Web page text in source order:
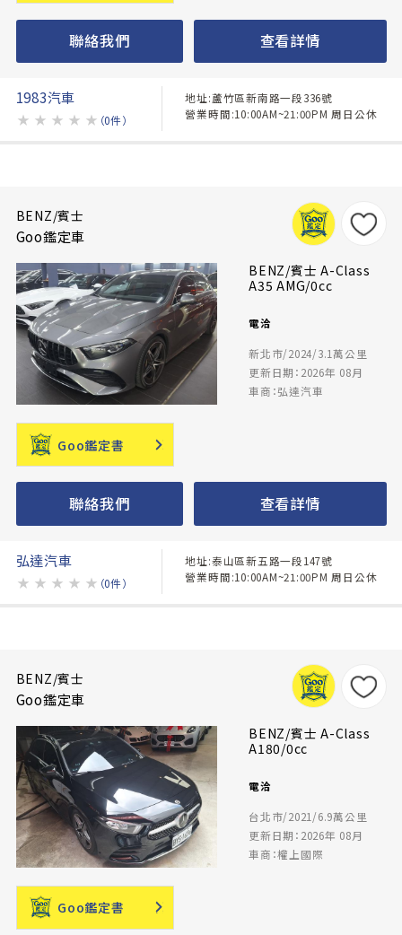
聯絡我們 查看詳情
1983汽車
★ ★ ★ ★ ★ （0件）
地址:蘆竹區新南路一段336號
營業時間:10:00AM~21:00PM 周日公休
BENZ/賓士
Goo鑑定車
BENZ/賓士 A-Class
A35 AMG/0cc
電洽
新北市/2024/3.1萬公里
更新日期：2026年 08月
車商：弘達汽車
Goo鑑定書
聯絡我們 查看詳情
弘達汽車
★ ★ ★ ★ ★ （0件）
地址:泰山區新五路一段147號
營業時間:10:00AM~21:00PM 周日公休
BENZ/賓士
Goo鑑定車
BENZ/賓士 A-Class
A180/0cc
電洽
台北市/2021/6.9萬公里
更新日期：2026年 08月
車商：權上國際
Goo鑑定書